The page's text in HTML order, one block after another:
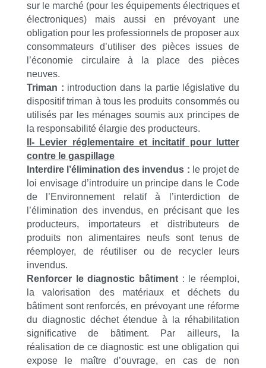
sur le marché (pour les équipements électriques et
électroniques) mais aussi en prévoyant une
obligation pour les professionnels de proposer aux
consommateurs d’utiliser des pièces issues de
l’économie circulaire à la place des pièces
neuves.
Triman : introduction dans la partie législative du
dispositif triman à tous les produits consommés ou
utilisés par les ménages soumis aux principes de
la responsabilité élargie des producteurs.
II- Levier réglementaire et incitatif pour lutter
contre le gaspillage
Interdire l’élimination des invendus : le projet de
loi envisage d’introduire un principe dans le Code
de l’Environnement relatif à l’interdiction de
l’élimination des invendus, en précisant que les
producteurs, importateurs et distributeurs de
produits non alimentaires neufs sont tenus de
réemployer, de réutiliser ou de recycler leurs
invendus.
Renforcer le diagnostic bâtiment : le réemploi,
la valorisation des matériaux et déchets du
bâtiment sont renforcés, en prévoyant une réforme
du diagnostic déchet étendue à la réhabilitation
significative de bâtiment. Par ailleurs, la
réalisation de ce diagnostic est une obligation qui
expose le maître d’ouvrage, en cas de non